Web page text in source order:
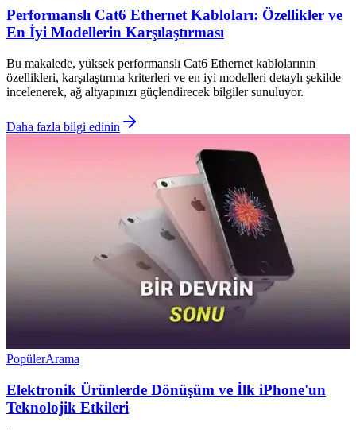
Performanslı Cat6 Ethernet Kabloları: Özellikler ve
En İyi Modellerin Karşılaştırması
Bu makalede, yüksek performanslı Cat6 Ethernet kablolarının
özellikleri, karşılaştırma kriterleri ve en iyi modelleri detaylı şekilde
incelenerek, ağ altyapınızı güçlendirecek bilgiler sunuluyor.
Daha fazla bilgi edinin
PopülerArama
Elektronik Ürünlerde Dönüşüm ve İlk iPhone'un
Teknolojik Etkileri